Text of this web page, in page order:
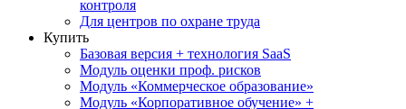
контроля
Для центров по охране труда
Купить
Базовая версия + технология SaaS
Модуль оценки проф. рисков
Модуль «Коммерческое образование»
Модуль «Корпоративное обучение» +